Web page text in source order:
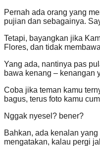
Pernah ada orang yang
pujian dan sebagainya.
Tetapi, bayangkan jika
Flores, dan tidak
Yang ada, nantinya pas
bawa kenang – kenangan
Coba jika teman kamu
bagus, terus foto kamu
Nggak nyesel? bener?
Bahkan, ada kenalan
mengatakan, kalau pergi